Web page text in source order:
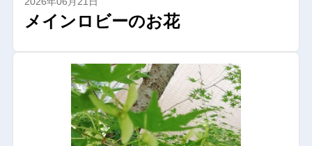
メインロビーのお花